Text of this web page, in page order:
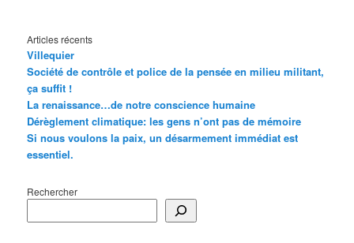
Articles récents
Villequier
Société de contrôle et police de la pensée en milieu militant,
ça suffit !
La renaissance…de notre conscience humaine
Dérèglement climatique: les gens n’ont pas de mémoire
Si nous voulons la paix, un désarmement immédiat est
essentiel.
Rechercher